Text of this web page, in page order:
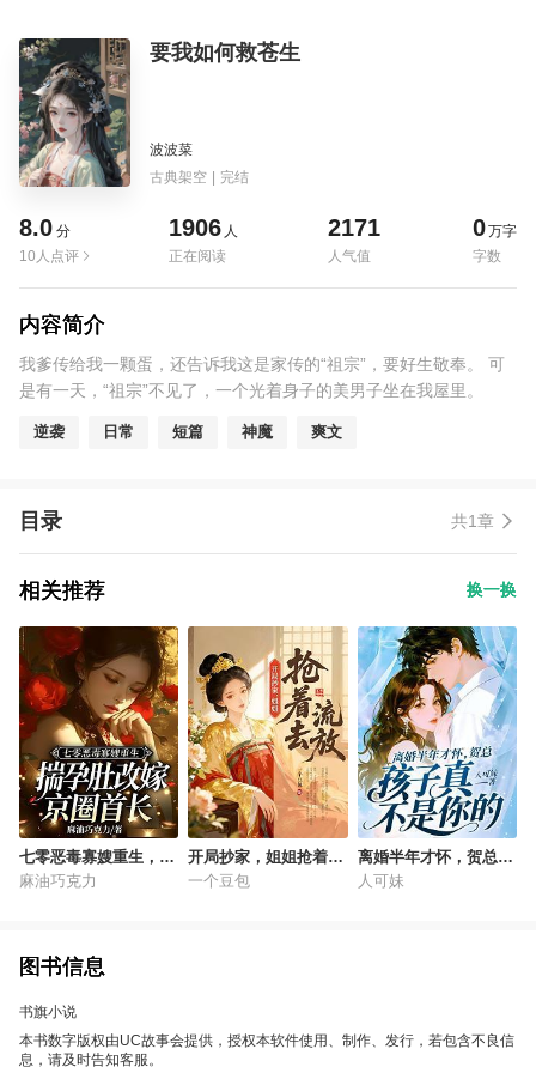
要我如何救苍生
波波菜
古典架空 | 完结
8.0 分
10人点评
1906 人
正在阅读
2171
人气值
0万字
字数
内容简介
我爹传给我一颗蛋，还告诉我这是家传的“祖宗”，要好生敬奉。 可
是有一天，“祖宗”不见了，一个光着身子的美男子坐在我屋里。
逆袭 日常 短篇 神魔 爽文
目录 共1章
相关推荐 换一换
七零恶毒寡嫂重生，揣
孕肚改嫁京圈首长
麻油巧克力
开局抄家，姐姐抢着去
流放
一个豆包
离婚半年才怀，贺总，
孩子真不是你的
人可妹
图书信息
书旗小说
本书数字版权由UC故事会提供，授权本软件使用、制作、发行，若包含不良信
息，请及时告知客服。